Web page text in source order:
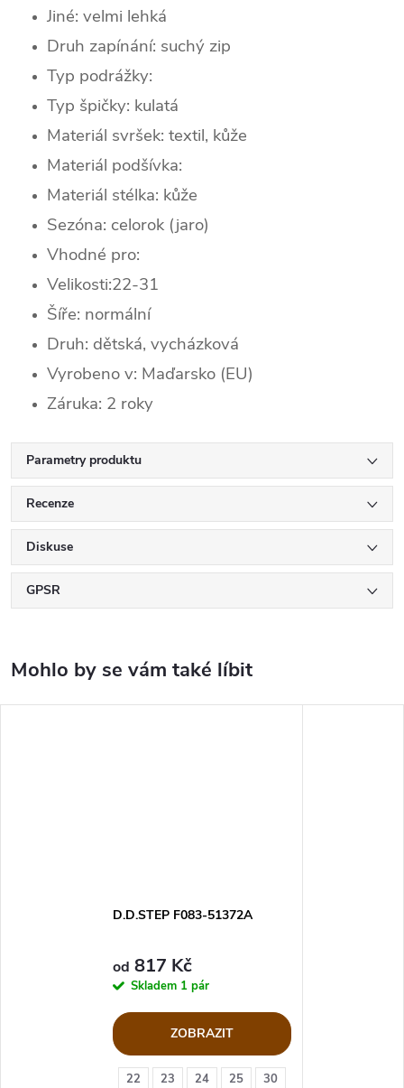
Jiné: velmi lehká
Druh zapínání: suchý zip
Typ podrážky:
Typ špičky: kulatá
Materiál svršek: textil, kůže
Materiál podšívka:
Materiál stélka: kůže
Sezóna: celorok (jaro)
Vhodné pro:
Velikosti:22-31
Šíře: normální
Druh: dětská, vycházková
Vyrobeno v: Maďarsko (EU)
Záruka: 2 roky
Parametry produktu
Recenze
Diskuse
GPSR
22 23 24 25
30
D.D.STEP F083-51372A
od 817 Kč
Skladem 1 pár
ZOBRAZIT